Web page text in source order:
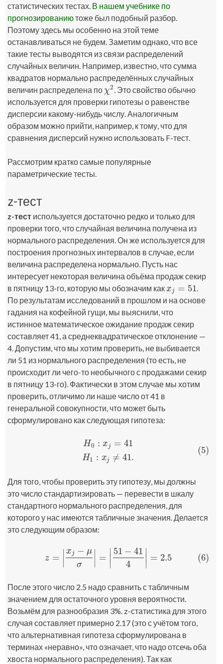
статистических тестах. В нашем учебнике по
прогнозированиютоже был подобный разбор.
Поэтому здесь мы особенно на этой теме
останавливаться не будем. Заметим однако, что все
такие тесты выводятся из связи распределений
случайных величин. Например, известно, что сумма
квадратов нормально распределённых случайных
величин распределена по χ2
χ2 . Это свойство обычно
используется для проверки гипотезы о равенстве
дисперсии какому-нибудь числу. Аналогичным
образом можно прийти, например, к тому, что для
сравнения дисперсий нужно использовать F-тест.
Рассмотрим кратко самые популярные
параметрические тесты.
z-тест
z-тест используется достаточно редко и только для
проверки того, что случайная величина получена из
нормального распределения. Он же используется для
построения прогнозных интервалов в случае, если
величина распределена нормально. Пусть нас
интересует некоторая величина объёма продаж секир
в пятницу 13-го, которую мы обозначим какxj = 51
xj= 51
По результатам исследований в прошлом и на основе
гадания на кофейной гущи, мы выяснили, что
истинное математическое ожидание продаж секир
составляет 41, а среднеквадратическое отклонение —
4. Допустим, что мы хотим проверить, не выбивается
ли 51 из нормального распределения (то есть, не
происходит ли чего-то необычного с продажами секир
в пятницу 13-го). Фактически в этом случае мы хотим
проверить, отличимо ли наше число от 41 в
генеральной совокупности, что может быть
сформулировано как следующая гипотеза:
H0 : xj = 41
H1 : xj ≠ 41.
(5)
:x 41
Для того, чтобы проверить эту гипотезу, мы должны
это число стандартизировать — перевести в шкалу
стандартного нормального распределения, для
которого у нас имеются табличные значения. Делается
это следующим образом:
z =
xj − μ
σ
=
∣
∣
∣
51 − 41
4
∣
∣
∣ = 2.5 (6)
(6)z=|xj−μ σ|= | 51−414|= 2.5
После этого число 2.5 надо сравнить с табличным
значением для остаточного уровня вероятности.
Возьмём для разнообразия 3%. z-статистика для этого
случая составляет примерно 2.17 (это с учётом того,
что альтернативная гипотеза сформулирована в
терминах «неравно», что означает, что надо отсечь оба
хвоста нормального распределения). Так как